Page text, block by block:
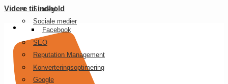
Videre til indhold
Strategi
Sociale medier
Facebook
SEO
Reputation Management
Konverteringsoptimering
Google